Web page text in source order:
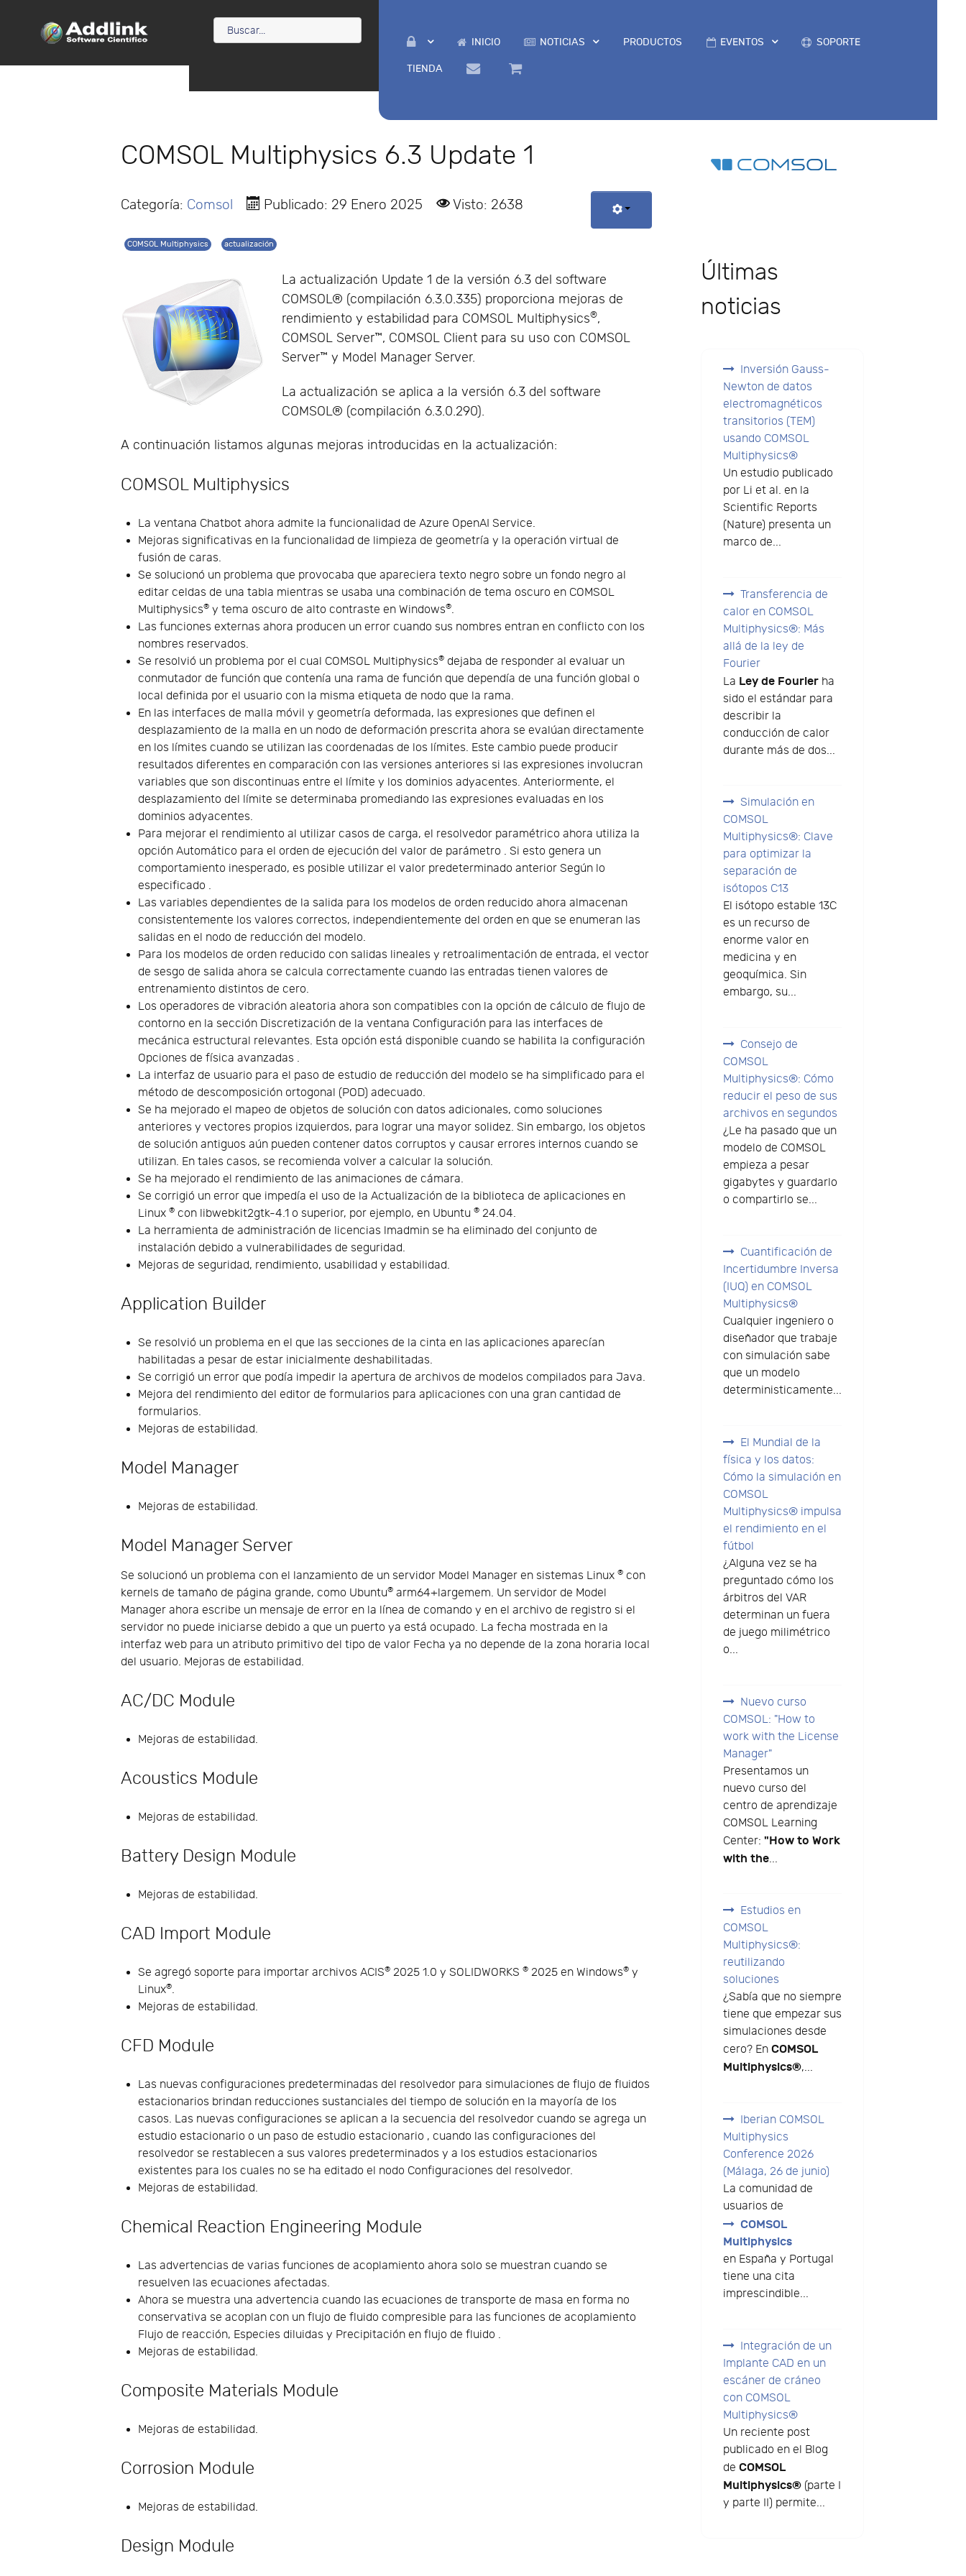
INICIO NOTICIAS PRODUCTOS EVENTOS SOPORTE
TIENDA
COMSOL Multiphysics 6.3 Update 1
Categoría: Comsol Publicado: 29 Enero 2025 Visto: 2638
COMSOL Multiphysics actualización
La actualización Update 1 de la versión 6.3 del software
COMSOL® (compilación 6.3.0.335) proporciona mejoras de
rendimiento y estabilidad para COMSOL Multiphysics®,
COMSOL Server™, COMSOL Client para su uso con COMSOL
Server™ y Model Manager Server.
La actualización se aplica a la versión 6.3 del software
COMSOL® (compilación 6.3.0.290).
A continuación listamos algunas mejoras introducidas en la actualización:
COMSOL Multiphysics
La ventana Chatbot ahora admite la funcionalidad de Azure OpenAI Service.
Mejoras significativas en la funcionalidad de limpieza de geometría y la operación virtual de
fusión de caras.
Se solucionó un problema que provocaba que apareciera texto negro sobre un fondo negro al
editar celdas de una tabla mientras se usaba una combinación de tema oscuro en COMSOL
Multiphysics® y tema oscuro de alto contraste en Windows®.
Las funciones externas ahora producen un error cuando sus nombres entran en conflicto con los
nombres reservados.
Se resolvió un problema por el cual COMSOL Multiphysics® dejaba de responder al evaluar un
conmutador de función que contenía una rama de función que dependía de una función global o
local definida por el usuario con la misma etiqueta de nodo que la rama.
En las interfaces de malla móvil y geometría deformada, las expresiones que definen el
desplazamiento de la malla en un nodo de deformación prescrita ahora se evalúan directamente
en los límites cuando se utilizan las coordenadas de los límites. Este cambio puede producir
resultados diferentes en comparación con las versiones anteriores si las expresiones involucran
variables que son discontinuas entre el límite y los dominios adyacentes. Anteriormente, el
desplazamiento del límite se determinaba promediando las expresiones evaluadas en los
dominios adyacentes.
Para mejorar el rendimiento al utilizar casos de carga, el resolvedor paramétrico ahora utiliza la
opción Automático para el orden de ejecución del valor de parámetro . Si esto genera un
comportamiento inesperado, es posible utilizar el valor predeterminado anterior Según lo
especificado .
Las variables dependientes de la salida para los modelos de orden reducido ahora almacenan
consistentemente los valores correctos, independientemente del orden en que se enumeran las
salidas en el nodo de reducción del modelo.
Para los modelos de orden reducido con salidas lineales y retroalimentación de entrada, el vector
de sesgo de salida ahora se calcula correctamente cuando las entradas tienen valores de
entrenamiento distintos de cero.
Los operadores de vibración aleatoria ahora son compatibles con la opción de cálculo de flujo de
contorno en la sección Discretización de la ventana Configuración para las interfaces de
mecánica estructural relevantes. Esta opción está disponible cuando se habilita la configuración
Opciones de física avanzadas .
La interfaz de usuario para el paso de estudio de reducción del modelo se ha simplificado para el
método de descomposición ortogonal (POD) adecuado.
Se ha mejorado el mapeo de objetos de solución con datos adicionales, como soluciones
anteriores y vectores propios izquierdos, para lograr una mayor solidez. Sin embargo, los objetos
de solución antiguos aún pueden contener datos corruptos y causar errores internos cuando se
utilizan. En tales casos, se recomienda volver a calcular la solución.
Se ha mejorado el rendimiento de las animaciones de cámara.
Se corrigió un error que impedía el uso de la Actualización de la biblioteca de aplicaciones en
Linux® con libwebkit2gtk-4.1 o superior, por ejemplo, en Ubuntu® 24.04.
La herramienta de administración de licencias lmadmin se ha eliminado del conjunto de
instalación debido a vulnerabilidades de seguridad.
Mejoras de seguridad, rendimiento, usabilidad y estabilidad.
Application Builder
Se resolvió un problema en el que las secciones de la cinta en las aplicaciones aparecían
habilitadas a pesar de estar inicialmente deshabilitadas.
Se corrigió un error que podía impedir la apertura de archivos de modelos compilados para Java.
Mejora del rendimiento del editor de formularios para aplicaciones con una gran cantidad de
formularios.
Mejoras de estabilidad.
Model Manager
Mejoras de estabilidad.
Model Manager Server
Se solucionó un problema con el lanzamiento de un servidor Model Manager en sistemas Linux® con
kernels de tamaño de página grande, como Ubuntu® arm64+largemem. Un servidor de Model
Manager ahora escribe un mensaje de error en la línea de comando y en el archivo de registro si el
servidor no puede iniciarse debido a que un puerto ya está ocupado. La fecha mostrada en la
interfaz web para un atributo primitivo del tipo de valor Fecha ya no depende de la zona horaria local
del usuario. Mejoras de estabilidad.
AC/DC Module
Mejoras de estabilidad.
Acoustics Module
Mejoras de estabilidad.
Battery Design Module
Mejoras de estabilidad.
CAD Import Module
Se agregó soporte para importar archivos ACIS® 2025 1.0 y SOLIDWORKS® 2025 en Windows® y
Linux®.
Mejoras de estabilidad.
CFD Module
Las nuevas configuraciones predeterminadas del resolvedor para simulaciones de flujo de fluidos
estacionarios brindan reducciones sustanciales del tiempo de solución en la mayoría de los
casos. Las nuevas configuraciones se aplican a la secuencia del resolvedor cuando se agrega un
estudio estacionario o un paso de estudio estacionario , cuando las configuraciones del
resolvedor se restablecen a sus valores predeterminados y a los estudios estacionarios
existentes para los cuales no se ha editado el nodo Configuraciones del resolvedor.
Mejoras de estabilidad.
Chemical Reaction Engineering Module
Las advertencias de varias funciones de acoplamiento ahora solo se muestran cuando se
resuelven las ecuaciones afectadas.
Ahora se muestra una advertencia cuando las ecuaciones de transporte de masa en forma no
conservativa se acoplan con un flujo de fluido compresible para las funciones de acoplamiento
Flujo de reacción, Especies diluidas y Precipitación en flujo de fluido .
Mejoras de estabilidad.
Composite Materials Module
Mejoras de estabilidad.
Corrosion Module
Mejoras de estabilidad.
Design Module
Últimas
noticias
Inversión Gauss-
Newton de datos
electromagnéticos
transitorios (TEM)
usando COMSOL
Multiphysics®
Un estudio publicado
por Li et al. en la
Scientific Reports
(Nature) presenta un
marco de...
Transferencia de
calor en COMSOL
Multiphysics®: Más
allá de la ley de
Fourier
La Ley de Fourierha
sido el estándar para
describir la
conducción de calor
durante más de dos...
Simulación en
COMSOL
Multiphysics®: Clave
para optimizar la
separación de
isótopos C13
El isótopo estable 13C
es un recurso de
enorme valor en
medicina y en
geoquímica. Sin
embargo, su...
Consejo de
COMSOL
Multiphysics®: Cómo
reducir el peso de sus
archivos en segundos
¿Le ha pasado que un
modelo de COMSOL
empieza a pesar
gigabytes y guardarlo
o compartirlo se...
Cuantificación de
Incertidumbre Inversa
(IUQ) en COMSOL
Multiphysics®
Cualquier ingeniero o
diseñador que trabaje
con simulación sabe
que un modelo
deterministicamente...
El Mundial de la
física y los datos:
Cómo la simulación en
COMSOL
Multiphysics® impulsa
el rendimiento en el
fútbol
¿Alguna vez se ha
preguntado cómo los
árbitros del VAR
determinan un fuera
de juego milimétrico
o...
Nuevo curso
COMSOL: "How to
work with the License
Manager"
Presentamos un
nuevo curso del
centro de aprendizaje
COMSOL Learning
Center: "How to Work
with the...
Estudios en
COMSOL
Multiphysics®:
reutilizando
soluciones
¿Sabía que no siempre
tiene que empezar sus
simulaciones desde
cero? EnCOMSOL
Multiphysics®,...
Iberian COMSOL
Multiphysics
Conference 2026
(Málaga, 26 de junio)
La comunidad de
usuarios de
COMSOL
Multiphysics
en España y Portugal
tiene una cita
imprescindible...
Integración de un
Implante CAD en un
escáner de cráneo
con COMSOL
Multiphysics®
Un reciente post
publicado en el Blog
de COMSOL
Multiphysics®(parte I
y parte II) permite...